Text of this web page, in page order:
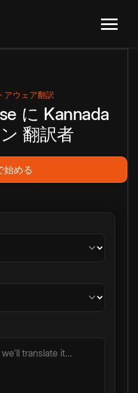
アウェア翻訳
に Kannada
翻訳者
始める